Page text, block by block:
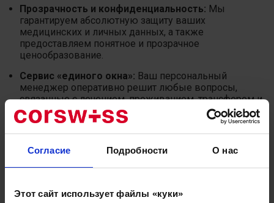
Согласие Подробности О нас
Этот сайт использует файлы «куки»
Прозрачность и конфиденциальность: Мы
гарантируем абсолютную защиту ваших
медицинских и личных данных, а также
предоставляем понятное и прозрачное
ценообразование.
Сервис «единого окна»: Ваш персональный
менеджер оперативно решит любые вопросы,
связанные с лечением, проживанием, трансфером и
досугом.
Сделайте первый шаг к лечению в одной из
лучших клиник мира!
Свяжитесь с CorSwissуже сегодня, чтобы получить